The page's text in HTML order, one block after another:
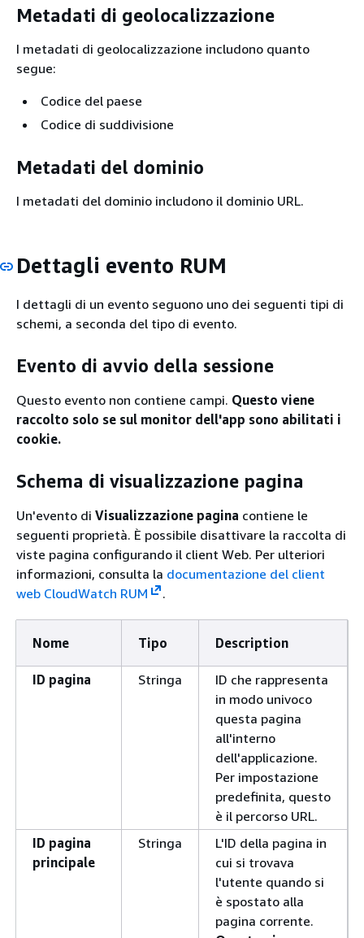
Metadati di geolocalizzazione
I metadati di geolocalizzazione includono quanto
segue:
Codice del paese
Codice di suddivisione
Metadati del dominio
I metadati del dominio includono il dominio URL.
Dettagli evento RUM
I dettagli di un evento seguono uno dei seguenti tipi di
schemi, a seconda del tipo di evento.
Evento di avvio della sessione
Questo evento non contiene campi. Questo viene
raccolto solo se sul monitor dell'app sono abilitati i
cookie.
Schema di visualizzazione pagina
Un'evento di Visualizzazione pagina contiene le
seguenti proprietà. È possibile disattivare la raccolta di
viste pagina configurando il client Web. Per ulteriori
informazioni, consulta la documentazione del client
web CloudWatch RUM
.
Nome Tipo Description
ID pagina Stringa
ID che rappresenta
in modo univoco
questa pagina
all'interno
dell'applicazione.
Per impostazione
predefinita, questo
è il percorso URL.
ID pagina
principale
Stringa
L'ID della pagina in
cui si trovava
l'utente quando si
è spostato alla
pagina corrente.